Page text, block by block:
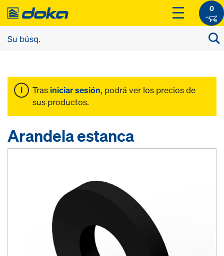
0
Tras iniciar sesión, podrá ver los precios de
sus productos.
Arandela estanca